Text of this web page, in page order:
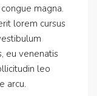
magna.
lorem cursus
eu venenatis
leo
arcu.